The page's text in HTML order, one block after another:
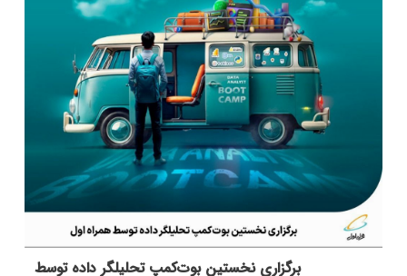
برگزاری نخستین بوت‌کمپ تحلیلگر داده توسط